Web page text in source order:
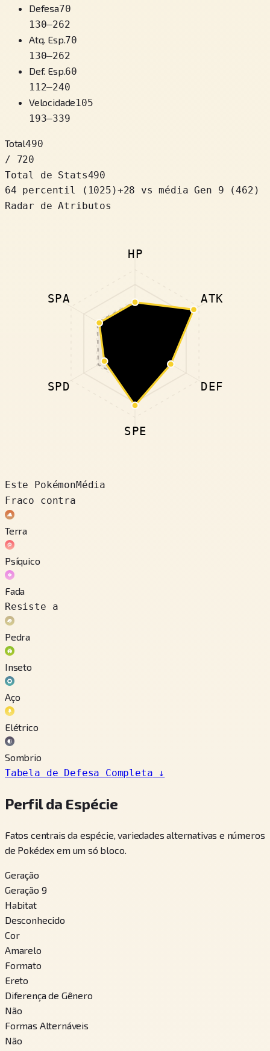
Defesa70
130–262
Atq. Esp.70
130–262
Def. Esp.60
112–240
Velocidade105
193–339
Total490
/ 720
Total de Stats490
64 percentil
( 1025 )+28
vs média Gen 9 (462)
Radar de Atributos
HP
ATK
DEF
SPE
SPD
SPA
Este PokémonMédia
Fraco contra
Terra
Psíquico
Fada
Resiste a
Pedra
Inseto
Aço
Elétrico
Sombrio
Tabela de Defesa Completa ↓
Perfil da Espécie
Fatos centrais da espécie, variedades alternativas e números
de Pokédex em um só bloco.
Geração
Geração 9
Habitat
Desconhecido
Cor
Amarelo
Formato
Ereto
Diferença de Gênero
Não
Formas Alternáveis
Não